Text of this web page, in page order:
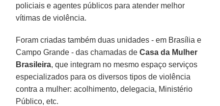
policiais e agentes públicos para atender melhor
vítimas de violência.
Foram criadas também duas unidades - em Brasília e
Campo Grande - das chamadas deCasa da Mulher
Brasileira, que integram no mesmo espaço serviços
especializados para os diversos tipos de violência
contra a mulher: acolhimento, delegacia, Ministério
Público, etc.